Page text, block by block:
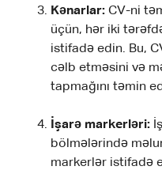
Kənarlar: CV-ni
üçün, hər iki
istifadə edin. Bu,
cəlb etməsini və
tapmağını təmin
İşarə markerləri:
bölmələrində
markerlər istifadə